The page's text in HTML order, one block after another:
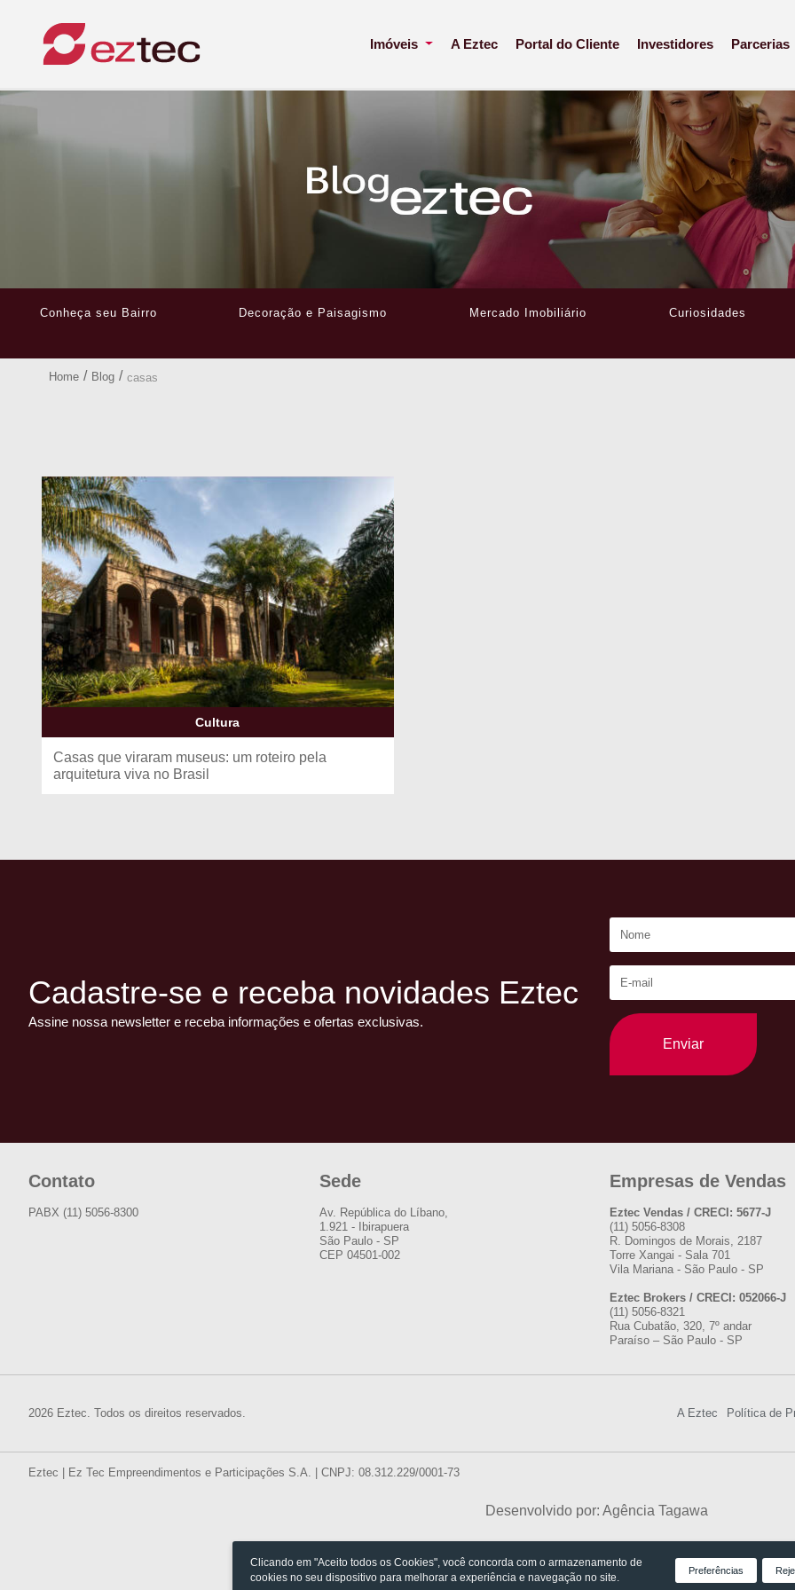
Imóveis A Eztec Portal do Cliente Investidores Parcerias
Conheça seu Bairro Decoração e Paisagismo Mercado Imobiliário Curiosidades
Home / Blog / casas
Cultura
Casas que viraram museus: um roteiro pela
arquitetura viva no Brasil
Cadastre-se e receba novidades Eztec
Assine nossa newsletter e receba informações e ofertas exclusivas.
Enviar
Contato
PABX (11) 5056-8300
Sede
Av. República do Líbano,
1.921 - Ibirapuera
São Paulo - SP
CEP 04501-002
Empresas de Vendas
Eztec Vendas / CRECI: 5677-J
(11) 5056-8308
R. Domingos de Morais, 2187
Torre Xangai - Sala 701
Vila Mariana - São Paulo - SP
Eztec Brokers / CRECI: 052066-J
(11) 5056-8321
Rua Cubatão, 320, 7º andar
Paraíso – São Paulo - SP
2026 Eztec. Todos os direitos reservados. A Eztec Política de
Eztec | Ez Tec Empreendimentos e Participações S.A. | CNPJ: 08.312.229/0001-73
Desenvolvido por: Agência Tagawa
Clicando em "Aceito todos os Cookies", você concorda com o armazenamento de
cookies no seu dispositivo para melhorar a experiência e navegação no site.
Preferências